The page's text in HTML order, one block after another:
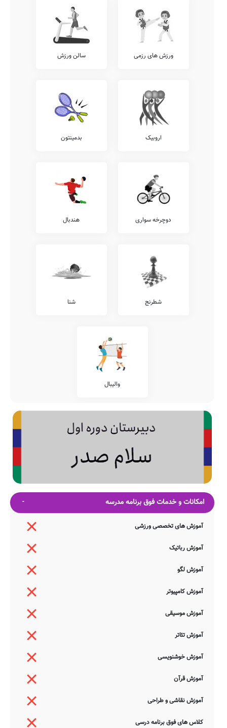
ورزش های رزمی سالن ورزش
اروبیک بدمینتون
دوچرخه سواری هندبال
شطرنج شنا
والیبال
امکانات و خدمات فوق برنامه مدرسه
آموزش های تخصصی ورزشی
آموزش رباتیک
آموزش لگو
آموزش کامپیوتر
آموزش موسیقی
آموزش تئاتر
آموزش خوشنویسی
آموزش قرآن
آموزش نقاشی و طراحی
کلاس های فوق برنامه درسی